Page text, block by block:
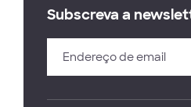
Subscreva a